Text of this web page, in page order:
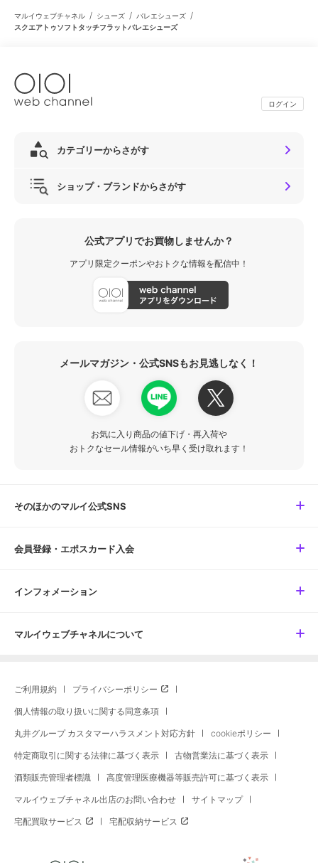
マルイウェブチャネル / シューズ / バレエシューズ /
スクエアトゥソフトタッチフラットバレエシューズ
ログイン
カテゴリーからさがす
ショップ・ブランドからさがす
公式アプリでお買物しませんか？
アプリ限定クーポンやおトクな情報を配信中！
メールマガジン・公式SNSもお見逃しなく！
お気に入り商品の値下げ・再入荷や
おトクなセール情報がいち早く受け取れます！
そのほかのマルイ公式SNS
会員登録・エポスカード入会
インフォメーション
マルイウェブチャネルについて
ご利用規約 プライバシーポリシー
個人情報の取り扱いに関する同意条項
丸井グループ カスタマーハラスメント対応方針 cookieポリシー
特定商取引に関する法律に基づく表示 古物営業法に基づく表示
酒類販売管理者標識 高度管理医療機器等販売許可に基づく表示
マルイウェブチャネル出店のお問い合わせ サイトマップ
宅配買取サービス 宅配収納サービス